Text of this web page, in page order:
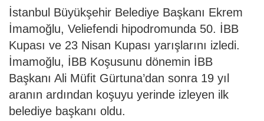
İstanbul Büyükşehir Belediye Başkanı Ekrem
İmamoğlu, Veliefendi hipodromunda 50. İBB
Kupası ve 23 Nisan Kupası yarışlarını izledi.
İmamoğlu, İBB Koşusunu dönemin İBB
Başkanı Ali Müfit Gürtuna’dan sonra 19 yıl
aranın ardından koşuyu yerinde izleyen ilk
belediye başkanı oldu.